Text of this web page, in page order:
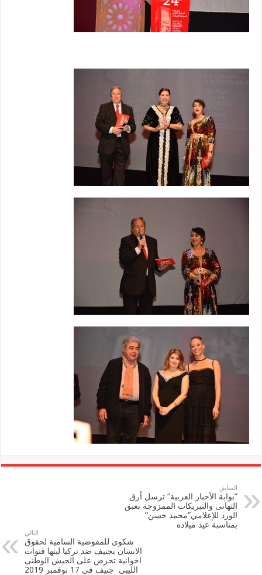
السابق
”بوابة الأخبار العربية“ ترسل أرق
التهانى والتبريكات الممزوجة بعبق
الورد للإعلامي”محمد حسن”
بمناسبة عيد ميلاده
التالي
شكوى للمفوضية السامية لحقوق
الانسان بجنيف ضد تركيا لبثها ‏قنوات
اخوانية تحرض على الجيش الوطنى
الليبى ‏ جنيف فى 17 نوفمبر 2019